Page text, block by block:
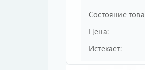
Состояние
Цена
Истекает